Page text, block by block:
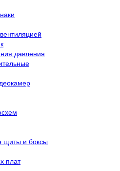
давления
щиты и боксы
плат